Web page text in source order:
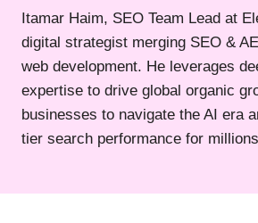
Itamar Haim, SEO Team Lead at
digital strategist merging SEO &
web development. He leverages
expertise to drive global organic
businesses to navigate the AI era
tier search performance for